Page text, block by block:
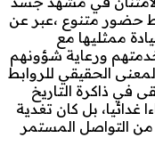
حضور متنوع ،عبر عن
ممثليها مع
ورعاية شؤونهم
وقد جسد تاريخ 21 مارس 2025 المعنى الحقيقي للروابط
في ذاكرة التاريخ
غدائيا، بل كان تغدية
التواصل المستمر